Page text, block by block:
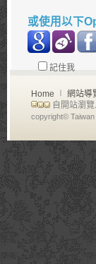
或使用以下
記住我
Home ∣ 網站導
自開站瀏覽
copyright© Taiwan